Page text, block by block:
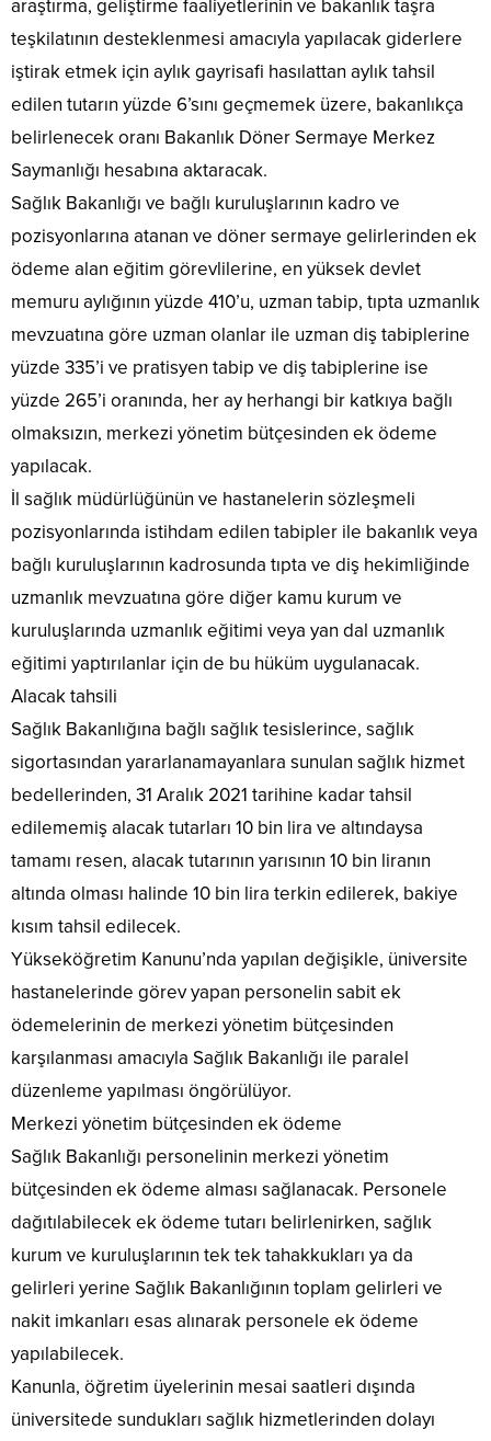
araştırma, geliştirme faaliyetlerinin ve bakanlık taşra
teşkilatının desteklenmesi amacıyla yapılacak giderlere
iştirak etmek için aylık gayrisafi hasılattan aylık tahsil
edilen tutarın yüzde 6’sını geçmemek üzere, bakanlıkça
belirlenecek oranı Bakanlık Döner Sermaye Merkez
Saymanlığı hesabına aktaracak.
Sağlık Bakanlığı ve bağlı kuruluşlarının kadro ve
pozisyonlarına atanan ve döner sermaye gelirlerinden ek
ödeme alan eğitim görevlilerine, en yüksek devlet
memuru aylığının yüzde 410’u, uzman tabip, tıpta uzmanlık
mevzuatına göre uzman olanlar ile uzman diş tabiplerine
yüzde 335’i ve pratisyen tabip ve diş tabiplerine ise
yüzde 265’i oranında, her ay herhangi bir katkıya bağlı
olmaksızın, merkezi yönetim bütçesinden ek ödeme
yapılacak.
İl sağlık müdürlüğünün ve hastanelerin sözleşmeli
pozisyonlarında istihdam edilen tabipler ile bakanlık veya
bağlı kuruluşlarının kadrosunda tıpta ve diş hekimliğinde
uzmanlık mevzuatına göre diğer kamu kurum ve
kuruluşlarında uzmanlık eğitimi veya yan dal uzmanlık
eğitimi yaptırılanlar için de bu hüküm uygulanacak.
Alacak tahsili
Sağlık Bakanlığına bağlı sağlık tesislerince, sağlık
sigortasından yararlanamayanlara sunulan sağlık hizmet
bedellerinden, 31 Aralık 2021 tarihine kadar tahsil
edilememiş alacak tutarları 10 bin lira ve altındaysa
tamamı resen, alacak tutarının yarısının 10 bin liranın
altında olması halinde 10 bin lira terkin edilerek, bakiye
kısım tahsil edilecek.
Yükseköğretim Kanunu’nda yapılan değişikle, üniversite
hastanelerinde görev yapan personelin sabit ek
ödemelerinin de merkezi yönetim bütçesinden
karşılanması amacıyla Sağlık Bakanlığı ile paralel
düzenleme yapılması öngörülüyor.
Merkezi yönetim bütçesinden ek ödeme
Sağlık Bakanlığı personelinin merkezi yönetim
bütçesinden ek ödeme alması sağlanacak. Personele
dağıtılabilecek ek ödeme tutarı belirlenirken, sağlık
kurum ve kuruluşlarının tek tek tahakkukları ya da
gelirleri yerine Sağlık Bakanlığının toplam gelirleri ve
nakit imkanları esas alınarak personele ek ödeme
yapılabilecek.
Kanunla, öğretim üyelerinin mesai saatleri dışında
üniversitede sundukları sağlık hizmetlerinden dolayı